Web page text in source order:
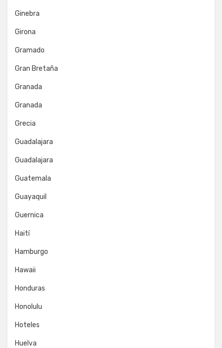
Ginebra
Girona
Gramado
Gran Bretaña
Granada
Granada
Grecia
Guadalajara
Guadalajara
Guatemala
Guayaquil
Guernica
Haití
Hamburgo
Hawaii
Honduras
Honolulu
Hoteles
Huelva